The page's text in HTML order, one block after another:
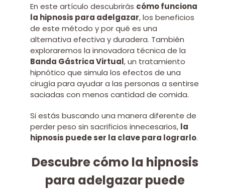
En este artículo descubrirás cómo funciona
la hipnosis para adelgazar, los beneficios
de este método y por qué es una
alternativa efectiva y duradera. También
exploraremos la innovadora técnica de la
Banda Gástrica Virtual, un tratamiento
hipnótico que simula los efectos de una
cirugía para ayudar a las personas a sentirse
saciadas con menos cantidad de comida.
Si estás buscando una manera diferente de
perder peso sin sacrificios innecesarios, la
hipnosis puede ser la clave para lograrlo.
Descubre cómo la hipnosis
para adelgazar puede